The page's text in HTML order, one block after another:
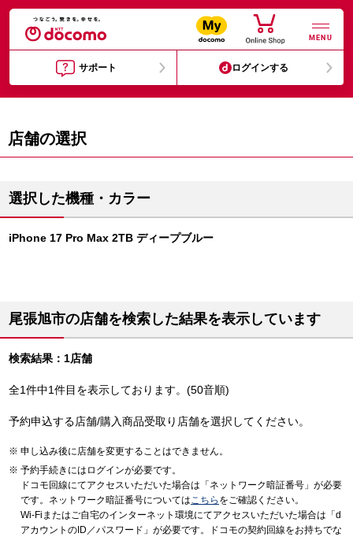
MENU
サポート ログインする
店舗の選択
選択した機種・カラー
iPhone 17 Pro Max 2TB ディープブルー
尾張旭市の店舗を検索した結果を表示しています
検索結果：1店舗
全1件中1件目を表示しております。(50音順)
予約申込する店舗/購入商品受取り店舗を選択してください。
申し込み後に店舗を変更することはできません。
予約手続きにはログインが必要です。
ドコモ回線にてアクセスいただいた場合は「ネットワーク暗証番号」が必要
です。ネットワーク暗証番号についてはこちら をご確認ください。
Wi-Fiまたはご自宅のインターネット環境にてアクセスいただいた場合は「d
アカウントのID／パスワード」が必要です。ドコモの契約回線をお持ちでな